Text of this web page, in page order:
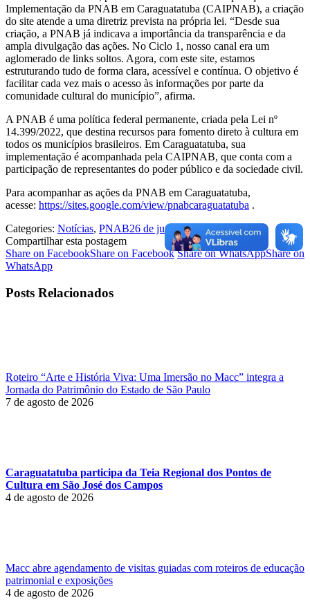
Implementação da PNAB em Caraguatatuba (CAIPNAB), a criação
do site atende a uma diretriz prevista na própria lei. “Desde sua
criação, a PNAB já indicava a importância da transparência e da
ampla divulgação das ações. No Ciclo 1, nosso canal era um
aglomerado de links soltos. Agora, com este site, estamos
estruturando tudo de forma clara, acessível e contínua. O objetivo é
facilitar cada vez mais o acesso às informações por parte da
comunidade cultural do município”, afirma.
A PNAB é uma política federal permanente, criada pela Lei nº
14.399/2022, que destina recursos para fomento direto à cultura em
todos os municípios brasileiros. Em Caraguatatuba, sua
implementação é acompanhada pela CAIPNAB, que conta com a
participação de representantes do poder público e da sociedade civil.
Para acompanhar as ações da PNAB em Caraguatatuba,
acesse: https://sites.google.com/view/pnabcaraguatatuba .
Categories: Notícias, PNAB26 de junho de 2025
Compartilhar esta postagem
Share on FacebookShare on Facebook Share on WhatsAppShare on
WhatsApp
Posts Relacionados
Roteiro “Arte e História Viva: Uma Imersão no Macc” integra a
Jornada do Patrimônio do Estado de São Paulo
7 de agosto de 2026
Caraguatatuba participa da Teia Regional dos Pontos de
Cultura em São José dos Campos
4 de agosto de 2026
Macc abre agendamento de visitas guiadas com roteiros de educação
patrimonial e exposições
4 de agosto de 2026